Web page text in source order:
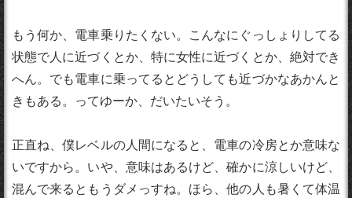
もう何か、電車乗りたくない。こんなにぐっしょりしてる
状態で人に近づくとか、特に女性に近づくとか、絶対でき
へん。でも電車に乗ってるとどうしても近づかなあかんと
きもある。ってゆーか、だいたいそう。
正直ね、僕レベルの人間になると、電車の冷房とか意味な
いですから。いや、意味はあるけど、確かに涼しいけど、
混んで来るともうダメっすね。ほら、他の人も暑くて体温